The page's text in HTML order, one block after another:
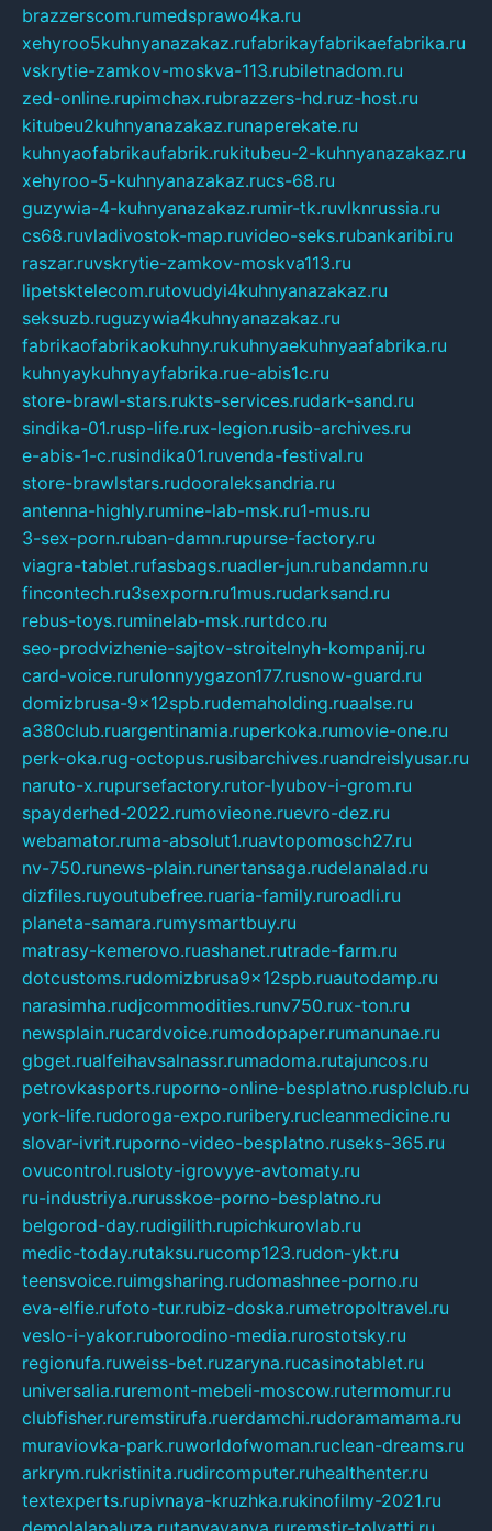
brazzerscom.rumedsprawo4ka.ru
xehyroo5kuhnyanazakaz.rufabrikayfabrikaefabrika.ru
vskrytie-zamkov-moskva-113.rubiletnadom.ru
zed-online.rupimchax.rubrazzers-hd.ruz-host.ru
kitubeu2kuhnyanazakaz.runaperekate.ru
kuhnyaofabrikaufabrik.rukitubeu-2-kuhnyanazakaz.ru
xehyroo-5-kuhnyanazakaz.rucs-68.ru
guzywia-4-kuhnyanazakaz.rumir-tk.ruvlknrussia.ru
cs68.ruvladivostok-map.ruvideo-seks.rubankaribi.ru
raszar.ruvskrytie-zamkov-moskva113.ru
lipetsktelecom.rutovudyi4kuhnyanazakaz.ru
seksuzb.ruguzywia4kuhnyanazakaz.ru
fabrikaofabrikaokuhny.rukuhnyaekuhnyaafabrika.ru
kuhnyaykuhnyayfabrika.rue-abis1c.ru
store-brawl-stars.rukts-services.rudark-sand.ru
sindika-01.rusp-life.rux-legion.rusib-archives.ru
e-abis-1-c.rusindika01.ruvenda-festival.ru
store-brawlstars.rudooraleksandria.ru
antenna-highly.rumine-lab-msk.ru1-mus.ru
3-sex-porn.ruban-damn.rupurse-factory.ru
viagra-tablet.rufasbags.ruadler-jun.rubandamn.ru
fincontech.ru3sexporn.ru1mus.rudarksand.ru
rebus-toys.ruminelab-msk.rurtdco.ru
seo-prodvizhenie-sajtov-stroitelnyh-kompanij.ru
card-voice.rurulonnyygazon177.rusnow-guard.ru
domizbrusa-9x12spb.rudemaholding.ruaalse.ru
a380club.ruargentinamia.ruperkoka.rumovie-one.ru
perk-oka.rug-octopus.rusibarchives.ruandreislyusar.ru
naruto-x.rupursefactory.rutor-lyubov-i-grom.ru
spayderhed-2022.rumovieone.ruevro-dez.ru
webamator.ruma-absolut1.ruavtopomosch27.ru
nv-750.runews-plain.runertansaga.rudelanalad.ru
dizfiles.ruyoutubefree.ruaria-family.ruroadli.ru
planeta-samara.rumysmartbuy.ru
matrasy-kemerovo.ruashanet.rutrade-farm.ru
dotcustoms.rudomizbrusa9x12spb.ruautodamp.ru
narasimha.rudjcommodities.runv750.rux-ton.ru
newsplain.rucardvoice.rumodopaper.rumanunae.ru
gbget.rualfeihavsalnassr.rumadoma.rutajuncos.ru
petrovkasports.ruporno-online-besplatno.rusplclub.ru
york-life.rudoroga-expo.ruribery.rucleanmedicine.ru
slovar-ivrit.ruporno-video-besplatno.ruseks-365.ru
ovucontrol.rusloty-igrovyye-avtomaty.ru
ru-industriya.rurusskoe-porno-besplatno.ru
belgorod-day.rudigilith.rupichkurovlab.ru
medic-today.rutaksu.rucomp123.rudon-ykt.ru
teensvoice.ruimgsharing.rudomashnee-porno.ru
eva-elfie.rufoto-tur.rubiz-doska.rumetropoltravel.ru
veslo-i-yakor.ruborodino-media.rurostotsky.ru
regionufa.ruweiss-bet.ruzaryna.rucasinotablet.ru
universalia.ruremont-mebeli-moscow.rutermomur.ru
clubfisher.ruremstirufa.ruerdamchi.rudoramamama.ru
muraviovka-park.ruworldofwoman.ruclean-dreams.ru
arkrym.rukristinita.rudircomputer.ruhealthenter.ru
textexperts.rupivnaya-kruzhka.rukinofilmy-2021.ru